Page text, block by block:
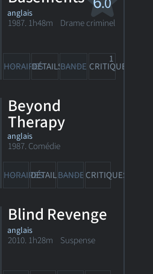
anglais
1987. 1h48m Drame criminel
HORAIRESDÉTAILSBANDE-ANNCRITIQUE
1
Beyond
Therapy
anglais
1987. Comédie
HORAIRESDÉTAILSBANDE-ANNCRITIQUES
Blind Revenge
anglais
2010. 1h28m Suspense